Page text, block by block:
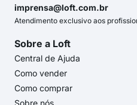
imprensa@loft.com.br
Atendimento exclusivo aos
Sobre a Loft
Central de Ajuda
Como vender
Como comprar
Sobre nós